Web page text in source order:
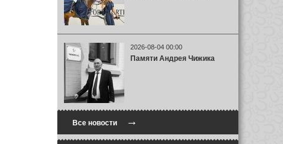
2026-08-04 00:00
Памяти Андрея Чижика
Все новости→